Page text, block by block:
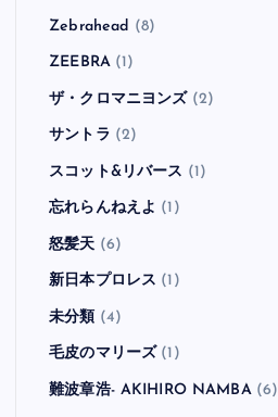
Zebrahead (8)
ZEEBRA(1)
ザ・クロマニヨンズ(2)
サントラ (2)
スコット&リバース (1)
忘れらんねえよ (1)
怒髪天 (6)
新日本プロレス (1)
未分類 (4)
毛皮のマリーズ (1)
難波章浩- AKIHIRO NAMBA(6)